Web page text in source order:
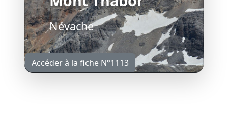
Névache
Accéder à la fiche N°1113